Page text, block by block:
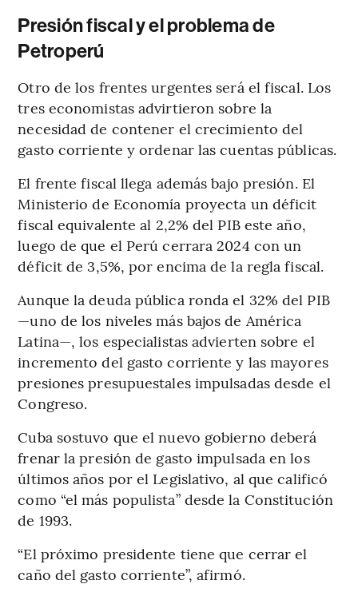
Presión fiscal y el problema de
Petroperú
Otro de los frentes urgentes será el fiscal. Los
tres economistas advirtieron sobre la
necesidad de contener el crecimiento del
gasto corriente y ordenar las cuentas públicas.
El frente fiscal llega además bajo presión. El
Ministerio de Economía proyecta un déficit
fiscal equivalente al 2,2% del PIB este año,
luego de que el Perú cerrara 2024 con un
déficit de 3,5%, por encima de la regla fiscal.
Aunque la deuda pública ronda el 32% del PIB
—uno de los niveles más bajos de América
Latina—, los especialistas advierten sobre el
incremento del gasto corriente y las mayores
presiones presupuestales impulsadas desde el
Congreso.
Cuba sostuvo que el nuevo gobierno deberá
frenar la presión de gasto impulsada en los
últimos años por el Legislativo, al que calificó
como “el más populista” desde la Constitución
de 1993.
“El próximo presidente tiene que cerrar el
caño del gasto corriente”, afirmó.